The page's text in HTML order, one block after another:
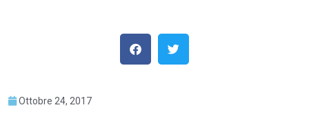
Ottobre 24, 2017